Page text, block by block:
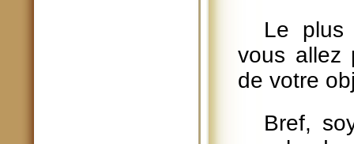
Le plus
vous allez
de votre
Bref,